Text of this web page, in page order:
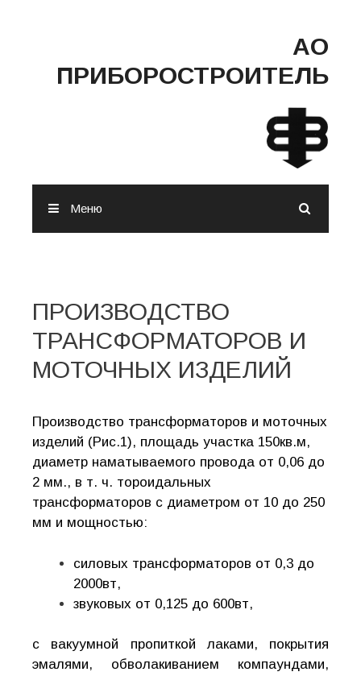
АО
ПРИБОРОСТРОИТЕЛЬ
Поиск
Меню
ПРОИЗВОДСТВО
ТРАНСФОРМАТОРОВ И
МОТОЧНЫХ ИЗДЕЛИЙ
Производство трансформаторов и моточных
изделий (Рис.1), площадь участка 150кв.м,
диаметр наматываемого провода от 0,06 до
2 мм., в т. ч. тороидальных
трансформаторов с диаметром от 10 до 250
мм и мощностью:
силовых трансформаторов от 0,3 до
2000вт,
звуковых от 0,125 до 600вт,
с вакуумной пропиткой лаками, покрытия
эмалями, обволакиванием компаундами,